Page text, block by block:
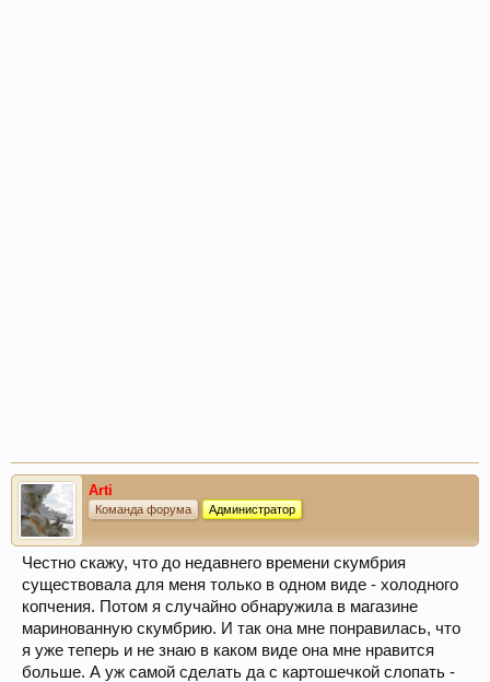
Arti
Команда форума Администратор
Честно скажу, что до недавнего времени скумбрия
существовала для меня только в одном виде - холодного
копчения. Потом я случайно обнаружила в магазине
маринованную скумбрию. И так она мне понравилась, что
я уже теперь и не знаю в каком виде она мне нравится
больше. А уж самой сделать да с картошечкой слопать -